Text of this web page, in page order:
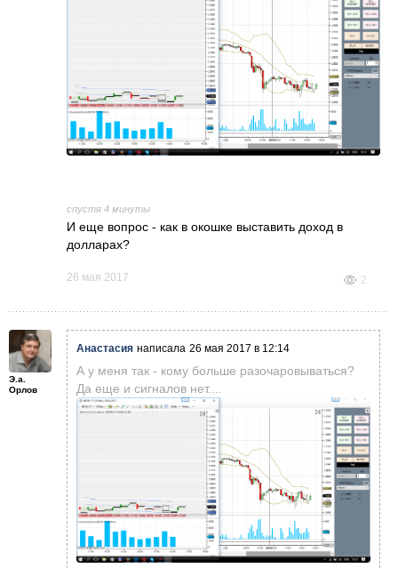
спустя 4 минуты
И еще вопрос - как в окошке выставить доход в
долларах?
26 мая 2017 2
Э.а.
Орлов
Анастасия написала 26 мая 2017 в 12:14
А у меня так - кому больше разочаровываться?
Да еще и сигналов нет....